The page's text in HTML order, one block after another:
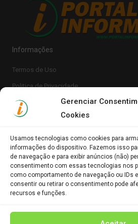
Gerenciar
Cookies
Usamos tecnologias como cookies para
informações do dispositivo. Fazemos isso
de navegação e para exibir anúncios (não)
consentimento com essas tecnologias nos
como comportamento de navegação ou IDs
consentir ou retirar o consentimento pode
recursos e funções.
Informações
Termos de Uso
Politica de Privacidade
Portal
Clique para aceitar os
ativar este